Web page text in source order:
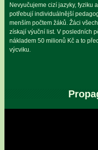
Nevyučujeme cizí jazyky, fyziku
potřebují individuálnější
menším počtem žáků. Žáci
získají výuční list. V posledních
nákladem 50 milionů Kč a to
výcviku.